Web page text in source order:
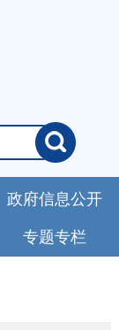
政府信息公开
专题专栏